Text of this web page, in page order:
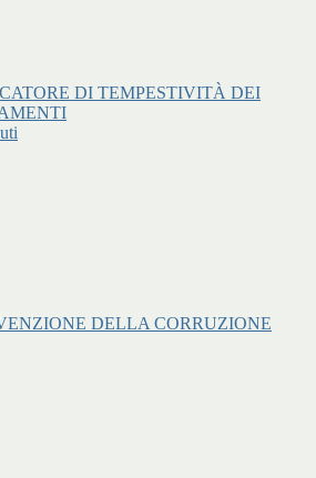
DI TEMPESTIVITÀ DEI
DELLA CORRUZIONE